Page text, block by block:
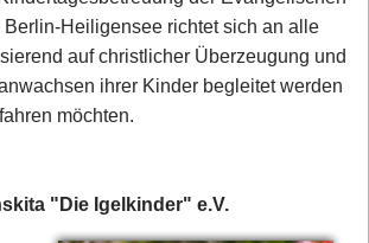
Heiligensee richtet sich an alle
auf christlicher Überzeugung und
ihrer Kinder begleitet werden
möchten.
"Die Igelkinder" e.V.